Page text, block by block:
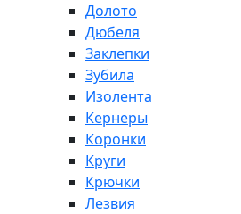
Долото
Дюбеля
Заклепки
Зубила
Изолента
Кернеры
Коронки
Круги
Крючки
Лезвия